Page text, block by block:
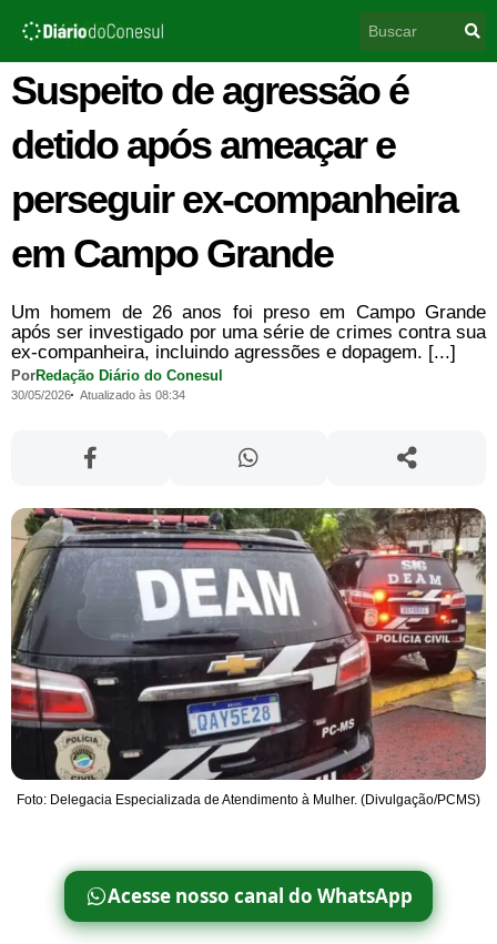
para
conteúdo
Suspeito de agressão é
detido após ameaçar e
perseguir ex-companheira
em Campo Grande
Um homem de 26 anos foi preso em Campo Grande
após ser investigado por uma série de crimes contra sua
ex-companheira, incluindo agressões e dopagem. [...]
PorRedação Diário do Conesul
30/05/2026 Atualizado às 08:34
Foto: Delegacia Especializada de Atendimento à Mulher. (Divulgação/PCMS)
Acesse nosso canal do WhatsApp